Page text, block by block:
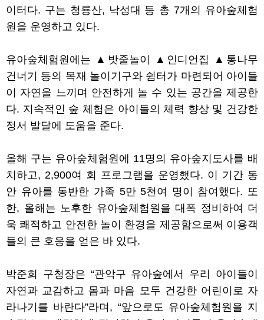
이터다. 구는 청룡산, 낙성대 등 총 7개의 유아숲체험
원을 운영하고 있다.
유아숲체험원에는 ▲ 밧줄놀이 ▲ 인디언집 ▲ 통나무
건너기 등의 목재 놀이기구와 쉼터가 마련되어 아이들
이 자연을 느끼며 안전하게 놀 수 있는 공간을 제공한
다. 지속적인 숲 체험은 아이들의 체력 향상 및 건강한
정서 발달에 도움을 준다.
올해 구는 유아숲체험원에 11명의 유아숲지도사를 배
치하고, 2,900여 회 프로그램을 운영했다. 이 기간 동
안 유아를 동반한 가족 5만5천여 명이 참여했다. 또
한, 올해는 노후한 유아숲체험원을 대폭 정비하여 더
욱 쾌적하고 안전한 놀이 환경을 제공함으로써 이용객
들의 큰 호응을 얻은 바 있다.
박준희 구청장은 “관악구 유아숲에서 우리 아이들이
자연과 교감하고 몸과 마음 모두 건강한 어린이로 자
라나기를 바란다”라며 , “앞으로도 유아숲체험원을 지